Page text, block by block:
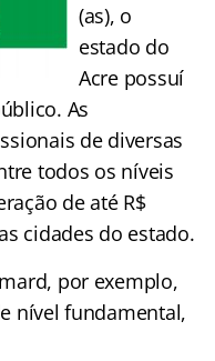
(as), o
estado do
Acre possuí
As
de diversas
todos os níveis
de até R$
cidades do estado.
por exemplo,
nível fundamental,